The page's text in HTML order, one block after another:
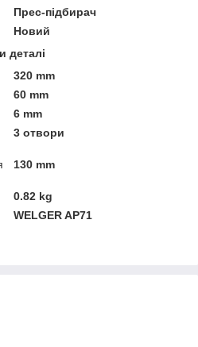
Прес-підбирач
Новий
деталі
320 mm
60 mm
6 mm
3 отвори
130 mm
0.82 kg
WELGER AP71